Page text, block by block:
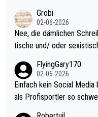
ohl wenig WDF Turniere
es Jahr der Fall. Er
den Qualifier und ich
el hat.
Grobi
02-06-2026
Nee, die dämlichen
tische und/ oder
s Leben in den Griff
r war doch neulich erst
rovoziert hat. Und Littlers
FlyingGary170
02-06-2026
Einfach kein Social
als Profisportler so